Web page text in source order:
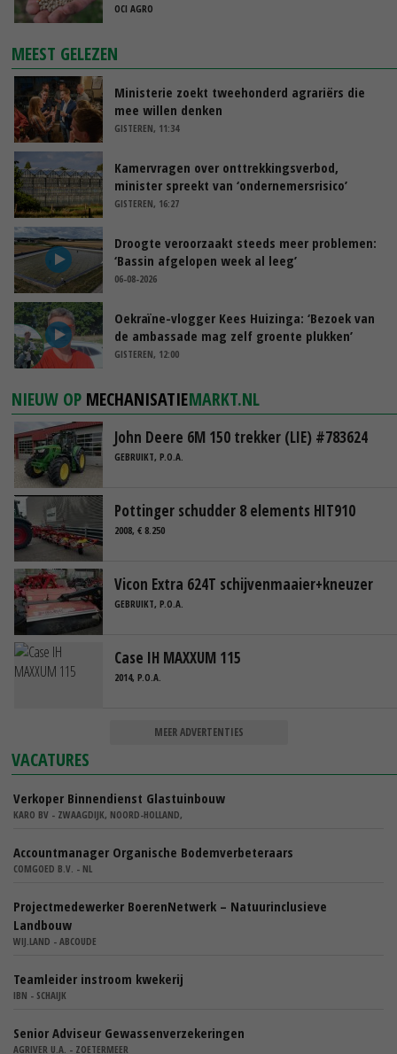
OCI AGRO
MEEST GELEZEN
Ministerie zoekt tweehonderd agrariërs die
mee willen denken
GISTEREN, 11:34
Kamervragen over onttrekkingsverbod,
minister spreekt van ‘ondernemersrisico’
GISTEREN, 16:27
Droogte veroorzaakt steeds meer problemen:
‘Bassin afgelopen week al leeg’
06-08-2026
Oekraïne-vlogger Kees Huizinga: ‘Bezoek van
de ambassade mag zelf groente plukken’
GISTEREN, 12:00
NIEUW OP MECHANISATIEMARKT.NL
John Deere 6M 150 trekker (LIE) #783624
GEBRUIKT, P.O.A.
Pottinger schudder 8 elements HIT910
2008, € 8.250
Vicon Extra 624T schijvenmaaier+kneuzer
GEBRUIKT, P.O.A.
Case IH MAXXUM 115
2014, P.O.A.
MEER ADVERTENTIES
VACATURES
Verkoper Binnendienst Glastuinbouw
KARO BV - ZWAAGDIJK, NOORD-HOLLAND,
Accountmanager Organische Bodemverbeteraars
COMGOED B.V. - NL
Projectmedewerker BoerenNetwerk – Natuurinclusieve
Landbouw
WIJ.LAND - ABCOUDE
Teamleider instroom kwekerij
IBN - SCHAIJK
Senior Adviseur Gewassenverzekeringen
AGRIVER U.A. - ZOETERMEER